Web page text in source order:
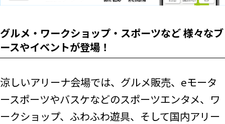
グルメ・ワークショップ・スポーツなど 様々なブ
ースやイベントが登場！
涼しいアリーナ会場では、グルメ販売、eモータ
ースポーツやバスケなどのスポーツエンタメ、ワ
ークショップ、ふわふわ遊具、そして国内アリー